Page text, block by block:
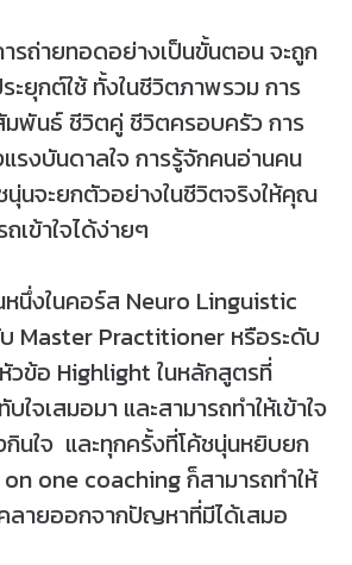
รถ่ายทอดอย่างเป็นขั้นตอน จะถูก
ะยุกต์ใช้ ทั้งในชีวิตภาพรวม การ
มพันธ์ ชีวิตคู่ ชีวิตครอบครัว การ
รงบันดาลใจ การรู้จักคนอ่านคน
นุ่นจะยกตัวอย่างในชีวิตจริงให้คุณ
เข้าใจได้ง่ายๆ
นึ่งในคอร์ส Neuro Linguistic
Master Practitioner หรือระดับ
วข้อ Highlight ในหลักสูตรที่
ใจเสมอมา และสามารถทำให้เข้าใจ
นใจ และทุกครั้งที่โค้ชนุ่นหยิบยก
one coaching ก็สามารถทำให้
ายออกจากปัญหาที่มีได้เสมอ